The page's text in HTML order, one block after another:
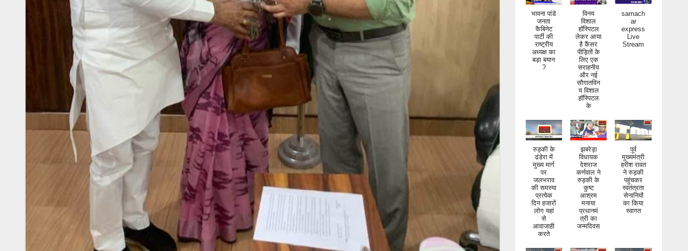
भावना पांडे
जनता
कैबिनेट
पार्टी की
राष्ट्रीय
अध्यक्ष का
बड़ा बयान
?
विनय
विशाल
हॉस्पिटल
लेकर आया
है कैंसर
पीड़ितों के
लिए एक
सराहनीय
और नई
सौगातविन
य विशाल
हॉस्पिटल
के
samach
ar
express
Live
Stream
रुड़की के
ढंडेरा में
मुख्य मार्ग
पर
जलभराव
की समस्या
प्रत्येक
दिन हजारों
लोग यहां
से
आवाजाही
करते
झबरेड़ा
विधायक
देशराज
कर्णवाल ने
रुड़की के
कुष्ट
आश्रम
मनाया
प्रधानमं
त्री का
जन्मदिवस
पूर्व
मुख्यमंत्री
हरीश रावत
ने रुड़की
पहुंचकर
स्वतंत्रता
सेनानियों
का किया
स्वागत